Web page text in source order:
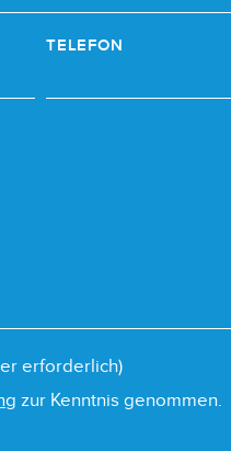
TELEFON
erforderlich)
zur Kenntnis genommen.